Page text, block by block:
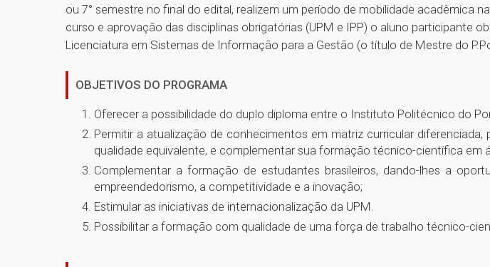
ou 7° semestre no final do edital, realizem um período de mobilidade acadêmica
curso e aprovação das disciplinas obrigatórias (UPM e IPP) o aluno
Licenciatura em Sistemas de Informação para a Gestão (o título de Mestre do
OBJETIVOS DO PROGRAMA
Oferecer a possibilidade do duplo diploma entre o Instituto Politécnico do
Permitir a atualização de conhecimentos em matriz curricular
qualidade equivalente, e complementar sua formação técnico-científica
Complementar a formação de estudantes brasileiros, dando-lhes a
empreendedorismo, a competitividade e a inovação;
Estimular as iniciativas de internacionalização da UPM.
Possibilitar a formação com qualidade de uma força de trabalho técnico-